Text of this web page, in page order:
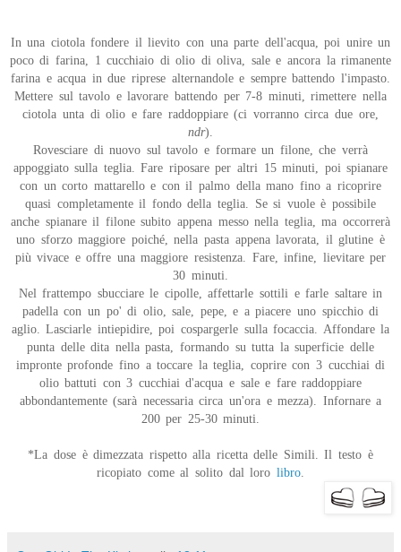
In una ciotola fondere il lievito con una parte dell'acqua, poi unire un
poco di farina, 1 cucchiaio di olio di oliva, sale e ancora la rimanente
farina e acqua in due riprese alternandole e sempre battendo l'impasto.
Mettere sul tavolo e lavorare battendo per 7-8 minuti, rimettere nella
ciotola unta di olio e fare raddoppiare (ci vorranno circa due ore,
ndr).
Rovesciare di nuovo sul tavolo e formare un filone, che verrà
appoggiato sulla teglia. Fare riposare per altri 15 minuti, poi spianare
con un corto mattarello e con il palmo della mano fino a ricoprire
quasi completamente il fondo della teglia. Se si vuole è possibile
anche spianare il filone subito appena messo nella teglia, ma occorrerà
uno sforzo maggiore poiché, nella pasta appena lavorata, il glutine è
più vivace e offre una maggiore resistenza. Fare, infine, lievitare per
30 minuti.
Nel frattempo sbucciare le cipolle, affettarle sottili e farle saltare in
padella con un po' di olio, sale, pepe, e a piacere uno spicchio di
aglio. Lasciarle intiepidire, poi cospargerle sulla focaccia. Affondare la
punta delle dita nella pasta, formando su tutta la superficie delle
impronte profonde fino a toccare la teglia, coprire con 3 cucchiai di
olio battuti con 3 cucchiai d'acqua e sale e fare raddoppiare
abbondantemente (sarà necessaria circa un'ora e mezza). Infornare a
200 per 25-30 minuti.
*La dose è dimezzata rispetto alla ricetta delle Simili. Il testo è
ricopiato come al solito dal loro libro.